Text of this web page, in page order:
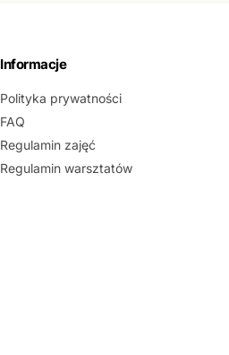
Informacje
Polityka prywatności
FAQ
Regulamin zajęć
Regulamin warsztatów